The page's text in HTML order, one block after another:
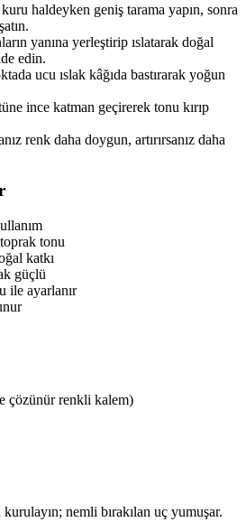
haldeyken geniş tarama yapın, sonra
yanına yerleştirip ıslatarak doğal
edin.
ucu ıslak kâğıda bastırarak yoğun
ince katman geçirerek tonu kırıp
renk daha doygun, artırırsanız daha
tonu
katkı
güçlü
ile ayarlanır
çözünür renkli kalem)
kurulayın; nemli bırakılan uç yumuşar.